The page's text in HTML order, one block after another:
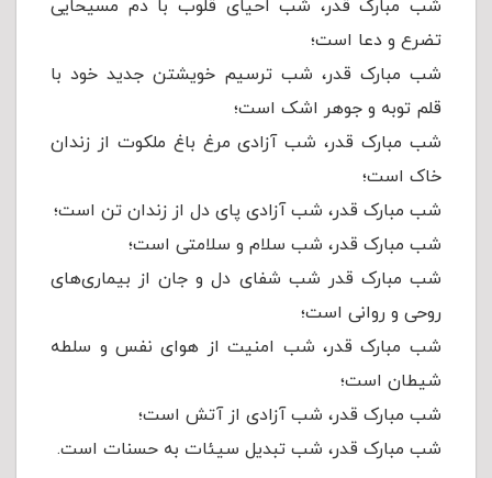
شب مبارک قدر، شب احیای قلوب با دم مسیحایی
تضرع و دعا است؛
شب مبارک قدر، شب ترسیم خویشتن جدید خود با
قلم توبه و جوهر اشک است؛
شب مبارک قدر، شب آزادی مرغ باغ ملکوت از زندان
خاک است؛
شب مبارک قدر، شب آزادی پای دل از زندان تن است؛
شب مبارک قدر، شب سلام و سلامتی است؛
شب مبارک قدر شب شفای دل و جان از بیماری‌های
روحی و روانی است؛
شب مبارک قدر، شب امنیت از هوای نفس و سلطه
شیطان است؛
شب مبارک قدر، شب آزادی از آتش است؛
شب مبارک قدر، شب تبدیل سیئات به حسنات است.